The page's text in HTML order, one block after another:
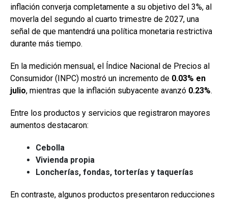
inflación converja completamente a su objetivo del 3%, al
moverla del segundo al cuarto trimestre de 2027, una
señal de que mantendrá una política monetaria restrictiva
durante más tiempo.
En la medición mensual, el Índice Nacional de Precios al
Consumidor (INPC) mostró un incremento de 0.03% en
julio, mientras que la inflación subyacente avanzó 0.23%.
Entre los productos y servicios que registraron mayores
aumentos destacaron:
Cebolla
Vivienda propia
Loncherías, fondas, torterías y taquerías
En contraste, algunos productos presentaron reducciones